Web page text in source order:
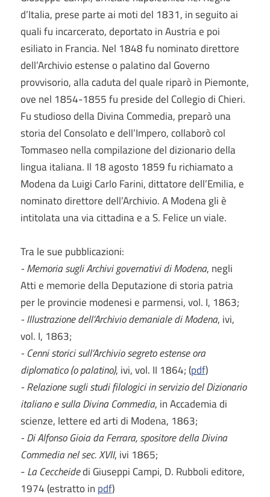
d’Italia, prese parte ai moti del 1831, in seguito ai
quali fu incarcerato, deportato in Austria e poi
esiliato in Francia. Nel 1848 fu nominato direttore
dell’Archivio estense o palatino dal Governo
provvisorio, alla caduta del quale riparò in Piemonte,
ove nel 1854-1855 fu preside del Collegio di Chieri.
Fu studioso della Divina Commedia, preparò una
storia del Consolato e dell’Impero, collaborò col
Tommaseo nella compilazione del dizionario della
lingua italiana. Il 18 agosto 1859 fu richiamato a
Modena da Luigi Carlo Farini, dittatore dell’Emilia, e
nominato direttore dell’Archivio. A Modena gli è
intitolata una via cittadina e a S. Felice un viale.
Tra le sue pubblicazioni:
- Memoria sugli Archivi governativi di Modena, negli
Atti e memorie della Deputazione di storia patria
per le provincie modenesi e parmensi, vol. I, 1863;
- Illustrazione dell’Archivio demaniale di Modena, ivi,
vol. I, 1863;
- Cenni storici sull’Archivio segreto estense ora
diplomatico (o palatino), ivi, vol. II 1864; (pdf)
- Relazione sugli studi filologici in servizio del Dizionario
italiano e sulla Divina Commedia, in Accademia di
scienze, lettere ed arti di Modena, 1863;
- Di Alfonso Gioia da Ferrara, spositore della Divina
Commedia nel sec. XVII, ivi 1865;
-La Ceccheidedi Giuseppi Campi, D. Rubboli editore,
1974 (estratto in pdf)